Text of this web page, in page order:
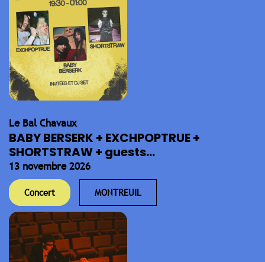
Le Bal Chavaux
BABY BERSERK + EXCHPOPTRUE +
SHORTSTRAW + guests...
13 novembre 2026
Concert MONTREUIL